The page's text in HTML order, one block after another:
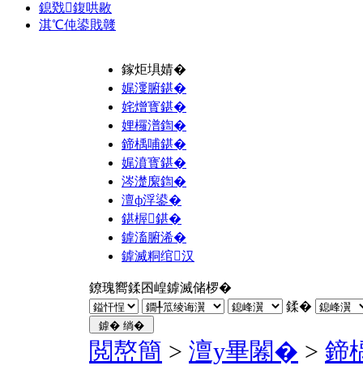
鎴戣鍑哄敭
淇℃伅鍙戝竷
鎵炬埧婧�
娓濅腑鍖�
姹熷寳鍖�
娌欏潽鍧�
鍗楀哺鍖�
娓濆寳鍖�
涔濋緳鍧�
澶ф浮鍙�
鍖楃鍖�
鎼滀腑浠�
鎼滅粡绾汉
鐐瑰嚮鍒囨崲鎼滅储椤�
鍒�
閲嶅簡 > 澶у畢闂� > 鍗